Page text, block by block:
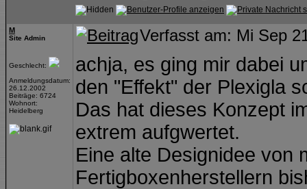
M
Site Admin
Geschlecht:
Anmeldungsdatum:
26.12.2002
Beiträge: 6724
Wohnort:
Heidelberg
Verfasst am: Mi Sep
achja, es ging mir dabei
den "Effekt" der Plexigla
Das hat dieses Konzept
extrem aufgwertet.
Eine alte Designidee von
Fertigboxenherstellern